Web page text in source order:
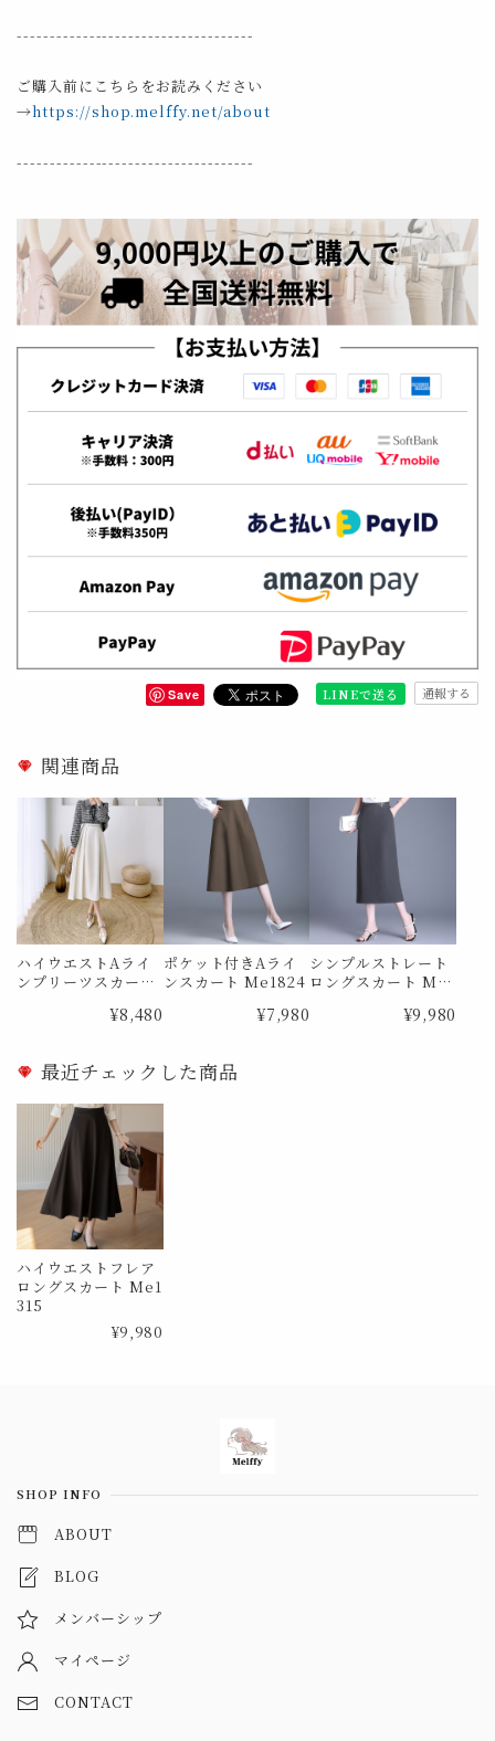
------------------------------------
ご購入前にこちらをお読みください
→https://shop.melffy.net/about
------------------------------------
Save LINEで送る 通報する
関連商品
ハイウエストAライ
ンプリーツスカート
¥8,480
ポケット付きAライ
ンスカート Me1824
¥7,980
シンプルストレート
ロングスカート Me1
¥9,980
最近チェックした商品
ハイウエストフレア
ロングスカート Me1
315
¥9,980
SHOP INFO
ABOUT
BLOG
メンバーシップ
マイページ
CONTACT